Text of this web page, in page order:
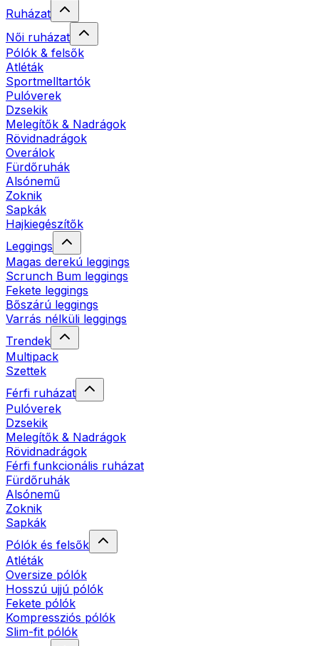
Ruházat
Női ruházat
Pólók & felsők
Atléták
Sportmelltartók
Pulóverek
Dzsekik
Melegítők & Nadrágok
Rövidnadrágok
Overálok
Fürdőruhák
Alsónemű
Zoknik
Sapkák
Hajkiegészítők
Leggings
Magas derekú leggings
Scrunch Bum leggings
Fekete leggings
Bőszárú leggings
Varrás nélküli leggings
Trendek
Multipack
Szettek
Férfi ruházat
Pulóverek
Dzsekik
Melegítők & Nadrágok
Rövidnadrágok
Férfi funkcionális ruházat
Fürdőruhák
Alsónemű
Zoknik
Sapkák
Pólók és felsők
Atléták
Oversize pólók
Hosszú ujjú pólók
Fekete pólók
Kompressziós pólók
Slim-fit pólók